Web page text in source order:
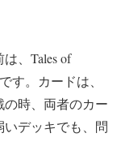
、Tales of
す。カードは、
時、両者のカー
いデッキでも、問